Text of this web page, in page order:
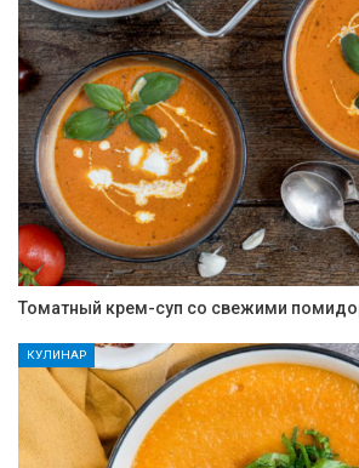
Томатный крем-суп со свежими
КУЛИНАР